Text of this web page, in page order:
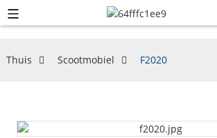
Thuis Scootmobiel F2020